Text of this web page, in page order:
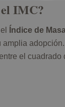
IMC?
Índice de
amplia
el cuadrado